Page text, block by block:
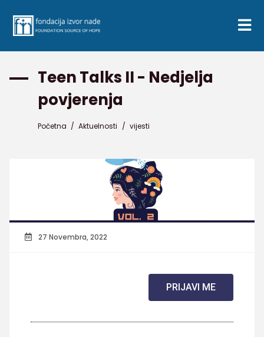
Teen Talks II - Nedjelja
povjerenja
Početna / Aktuelnosti / vijesti
27 Novembra, 2022
PRIJAVI ME